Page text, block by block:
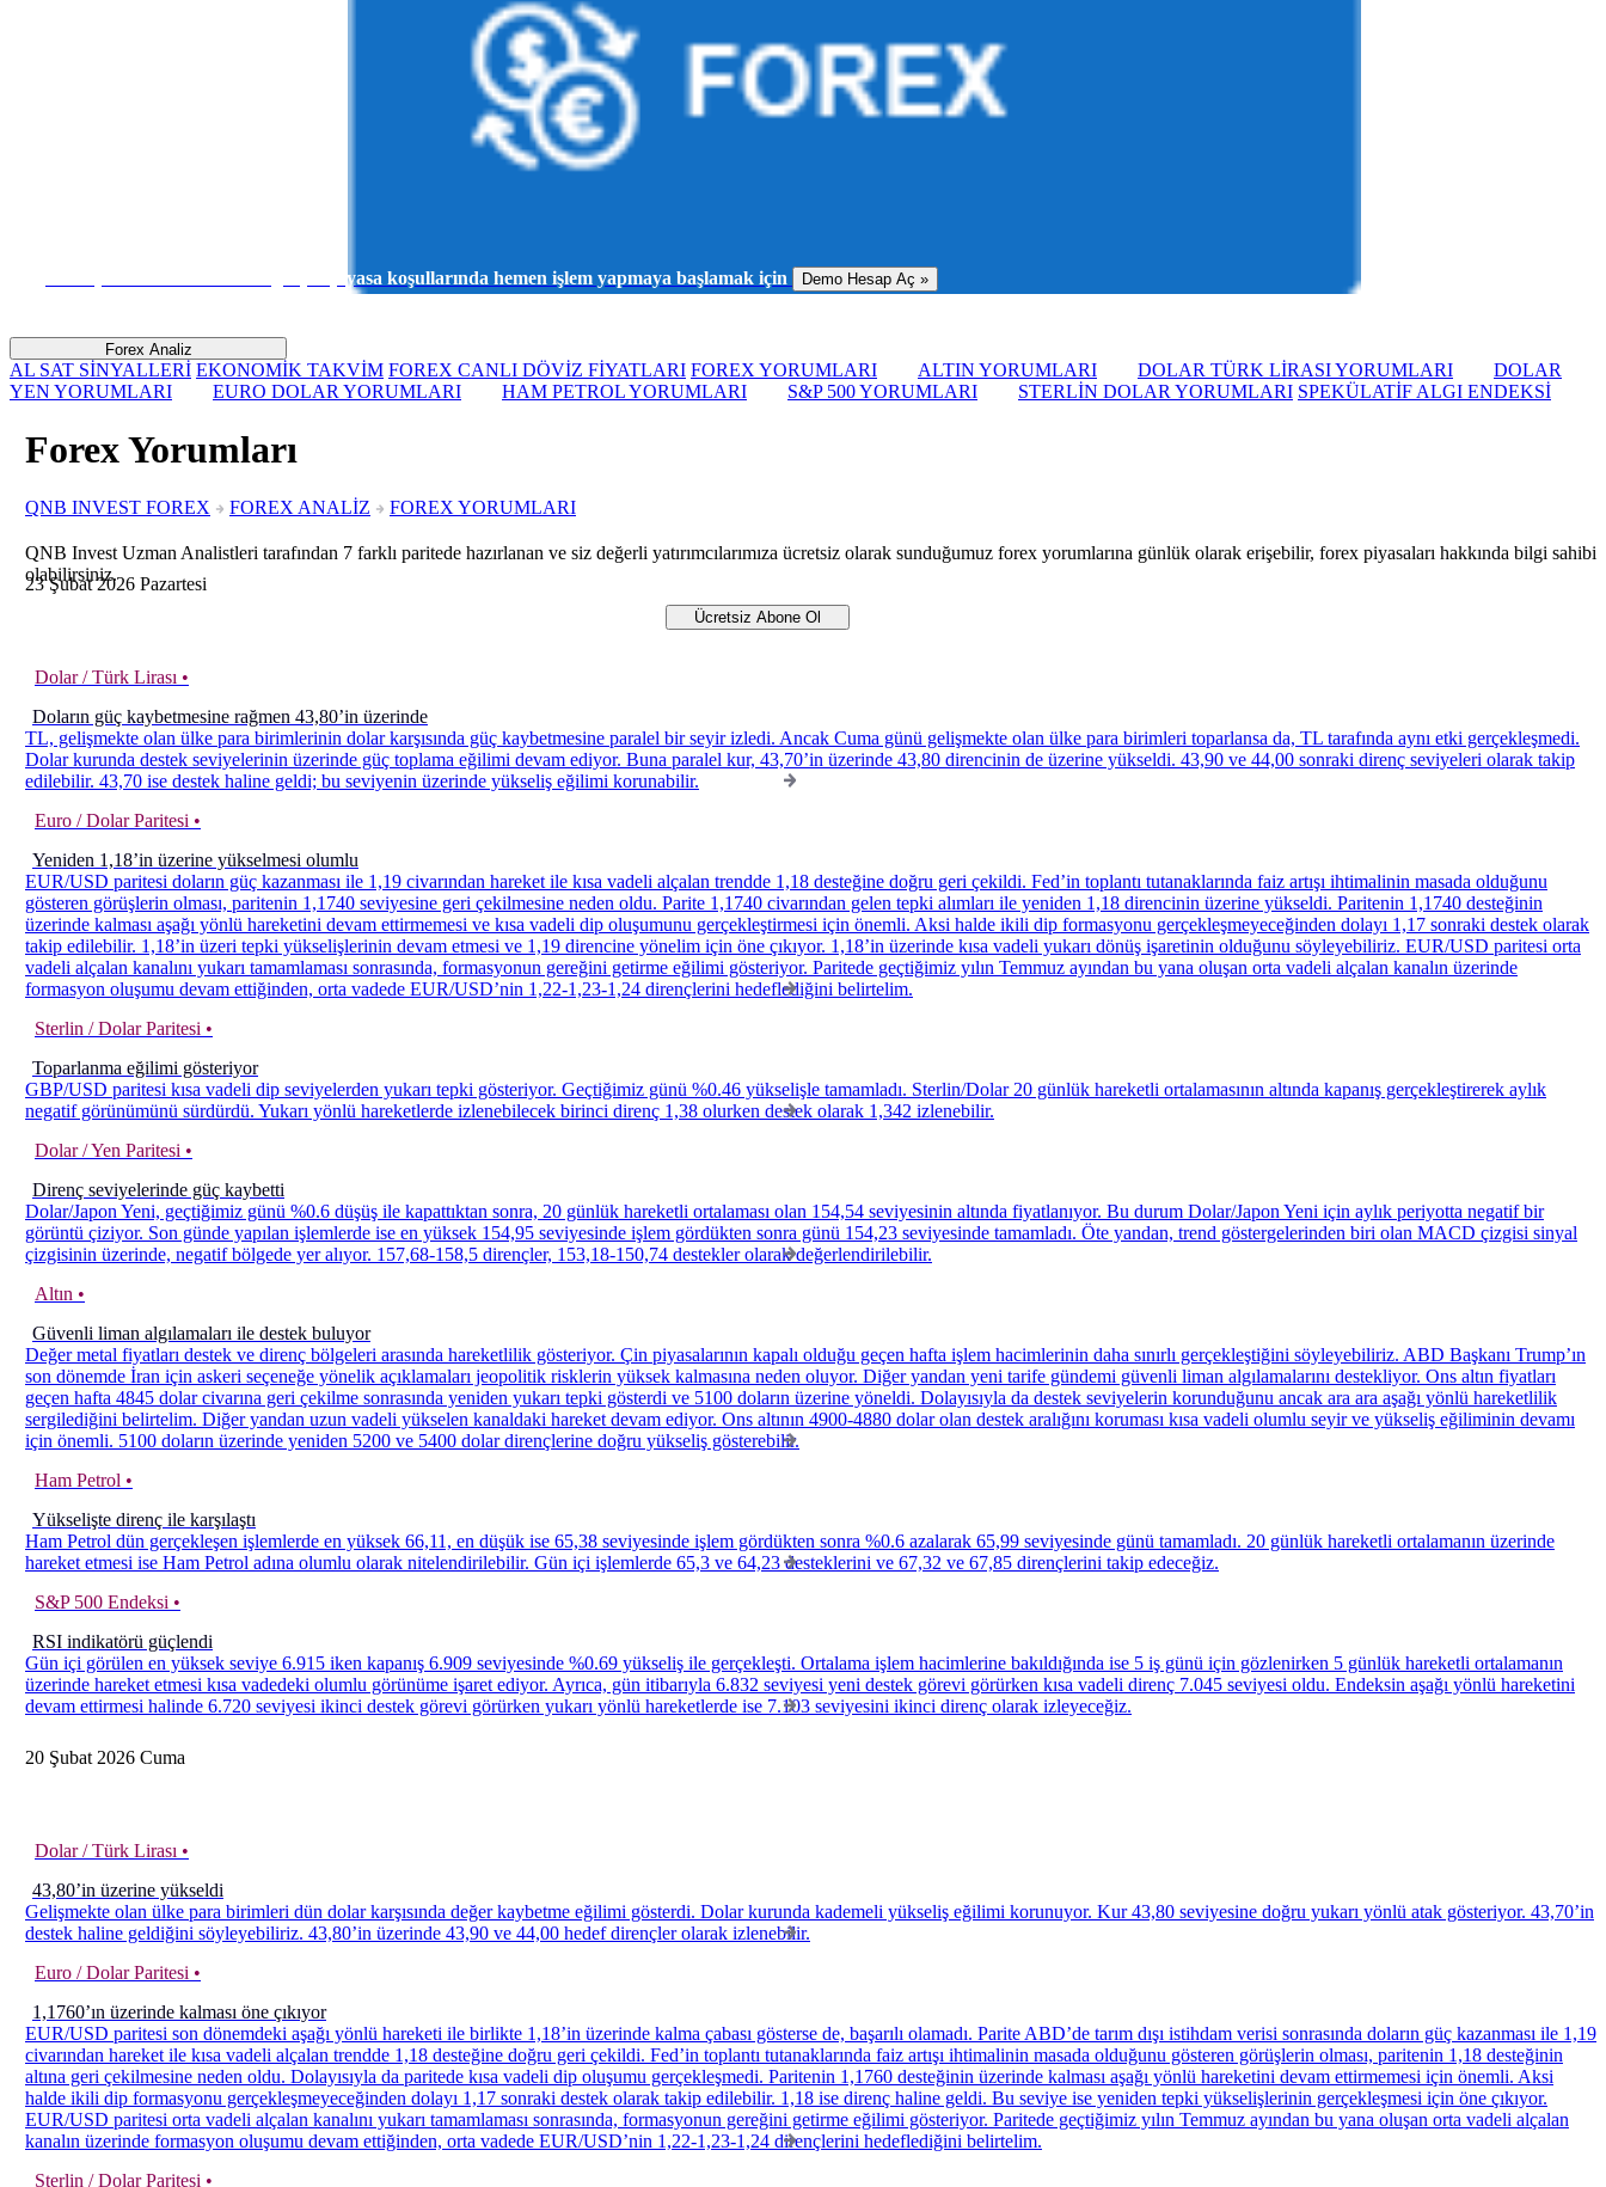
Sanal para ile risk almadan gerçek piyasa koşullarında hemen işlem yapmaya başlamak için Demo Hesap Aç »
Forex Analiz
AL SAT SİNYALLERİ EKONOMİK TAKVİM FOREX CANLI DÖVİZ FİYATLARI FOREX YORUMLARI ALTIN YORUMLARI DOLAR TÜRK LİRASI YORUMLARI
DOLAR
YEN YORUMLARI
EURO DOLAR YORUMLARI HAM PETROL YORUMLARI S&P 500 YORUMLARI STERLİN DOLAR YORUMLARI SPEKÜLATİF ALGI ENDEKSİ
Forex Yorumları
QNB INVEST FOREX FOREX ANALİZ FOREX YORUMLARI
QNB Invest Uzman Analistleri tarafından 7 farklı paritede hazırlanan ve siz değerli yatırımcılarımıza ücretsiz olarak sunduğumuz forex yorumlarına günlük olarak erişebilir, forex piyasaları hakkında bilgi sahibi
olabilirsiniz.
23Şubat2026 Pazartesi
Dolar / Türk Lirası •
Doların güç kaybetmesine rağmen 43,80’in üzerinde
TL, gelişmekte olan ülke para birimlerinin dolar karşısında güç kaybetmesine paralel bir seyir izledi. Ancak Cuma günü gelişmekte olan ülke para birimleri toparlansa da, TL tarafında aynı etki gerçekleşmedi.
Dolar kurunda destek seviyelerinin üzerinde güç toplama eğilimi devam ediyor. Buna paralel kur, 43,70’in üzerinde 43,80 direncinin de üzerine yükseldi. 43,90 ve 44,00 sonraki direnç seviyeleri olarak takip
edilebilir. 43,70 ise destek haline geldi; bu seviyenin üzerinde yükseliş eğilimi korunabilir.
Euro / Dolar Paritesi •
Yeniden 1,18’in üzerine yükselmesi olumlu
EUR/USD paritesi doların güç kazanması ile 1,19 civarından hareket ile kısa vadeli alçalan trendde 1,18 desteğine doğru geri çekildi. Fed’in toplantı tutanaklarında faiz artışı ihtimalinin masada olduğunu
gösteren görüşlerin olması, paritenin 1,1740 seviyesine geri çekilmesine neden oldu. Parite 1,1740 civarından gelen tepki alımları ile yeniden 1,18 direncinin üzerine yükseldi. Paritenin 1,1740 desteğinin
üzerinde kalması aşağı yönlü hareketini devam ettirmemesi ve kısa vadeli dip oluşumunu gerçekleştirmesi için önemli. Aksi halde ikili dip formasyonu gerçekleşmeyeceğinden dolayı 1,17 sonraki destek olarak
takip edilebilir. 1,18’in üzeri tepki yükselişlerinin devam etmesi ve 1,19 direncine yönelim için öne çıkıyor. 1,18’in üzerinde kısa vadeli yukarı dönüş işaretinin olduğunu söyleyebiliriz. EUR/USD paritesi orta
vadeli alçalan kanalını yukarı tamamlaması sonrasında, formasyonun gereğini getirme eğilimi gösteriyor. Paritede geçtiğimiz yılın Temmuz ayından bu yana oluşan orta vadeli alçalan kanalın üzerinde
formasyon oluşumu devam ettiğinden, orta vadede EUR/USD’nin 1,22-1,23-1,24 dirençlerini hedeflediğini belirtelim.
Sterlin / Dolar Paritesi •
Toparlanma eğilimi gösteriyor
GBP/USD paritesi kısa vadeli dip seviyelerden yukarı tepki gösteriyor. Geçtiğimiz günü %0.46 yükselişle tamamladı. Sterlin/Dolar 20 günlük hareketli ortalamasının altında kapanış gerçekleştirerek aylık
negatif görünümünü sürdürdü. Yukarı yönlü hareketlerde izlenebilecek birinci direnç 1,38 olurken destek olarak 1,342 izlenebilir.
Dolar / Yen Paritesi •
Direnç seviyelerinde güç kaybetti
Dolar/Japon Yeni, geçtiğimiz günü %0.6 düşüş ile kapattıktan sonra, 20 günlük hareketli ortalaması olan 154,54 seviyesinin altında fiyatlanıyor. Bu durum Dolar/Japon Yeni için aylık periyotta negatif bir
görüntü çiziyor. Son günde yapılan işlemlerde ise en yüksek 154,95 seviyesinde işlem gördükten sonra günü 154,23 seviyesinde tamamladı. Öte yandan, trend göstergelerinden biri olan MACD çizgisi sinyal
çizgisinin üzerinde, negatif bölgede yer alıyor. 157,68-158,5 dirençler, 153,18-150,74 destekler olarak değerlendirilebilir.
Altın •
Güvenli liman algılamaları ile destek buluyor
Değer metal fiyatları destek ve direnç bölgeleri arasında hareketlilik gösteriyor. Çin piyasalarının kapalı olduğu geçen hafta işlem hacimlerinin daha sınırlı gerçekleştiğini söyleyebiliriz. ABD Başkanı Trump’ın
son dönemde İran için askeri seçeneğe yönelik açıklamaları jeopolitik risklerin yüksek kalmasına neden oluyor. Diğer yandan yeni tarife gündemi güvenli liman algılamalarını destekliyor. Ons altın fiyatları
geçen hafta 4845 dolar civarına geri çekilme sonrasında yeniden yukarı tepki gösterdi ve 5100 doların üzerine yöneldi. Dolayısıyla da destek seviyelerin korunduğunu ancak ara ara aşağı yönlü hareketlilik
sergilediğini belirtelim. Diğer yandan uzun vadeli yükselen kanaldaki hareket devam ediyor. Ons altının 4900-4880 dolar olan destek aralığını koruması kısa vadeli olumlu seyir ve yükseliş eğiliminin devamı
için önemli. 5100 doların üzerinde yeniden 5200 ve 5400 dolar dirençlerine doğru yükseliş gösterebilir.
Ham Petrol •
Yükselişte direnç ile karşılaştı
Ham Petrol dün gerçekleşen işlemlerde en yüksek 66,11, en düşük ise 65,38 seviyesinde işlem gördükten sonra %0.6 azalarak 65,99 seviyesinde günü tamamladı. 20 günlük hareketli ortalamanın üzerinde
hareket etmesi ise Ham Petrol adına olumlu olarak nitelendirilebilir. Gün içi işlemlerde 65,3 ve 64,23 desteklerini ve 67,32 ve 67,85 dirençlerini takip edeceğiz.
S&P 500 Endeksi •
RSI indikatörü güçlendi
Gün içi görülen en yüksek seviye 6.915 iken kapanış 6.909 seviyesinde %0.69 yükseliş ile gerçekleşti. Ortalama işlem hacimlerine bakıldığında ise 5 iş günü için gözlenirken 5 günlük hareketli ortalamanın
üzerinde hareket etmesi kısa vadedeki olumlu görünüme işaret ediyor. Ayrıca, gün itibarıyla 6.832 seviyesi yeni destek görevi görürken kısa vadeli direnç 7.045 seviyesi oldu. Endeksin aşağı yönlü hareketini
devam ettirmesi halinde 6.720 seviyesi ikinci destek görevi görürken yukarı yönlü hareketlerde ise 7.103 seviyesini ikinci direnç olarak izleyeceğiz.
20 Şubat2026 Cuma
Dolar / Türk Lirası •
43,80’in üzerine yükseldi
Gelişmekte olan ülke para birimleri dün dolar karşısında değer kaybetme eğilimi gösterdi. Dolar kurunda kademeli yükseliş eğilimi korunuyor. Kur 43,80 seviyesine doğru yukarı yönlü atak gösteriyor. 43,70’in
destek haline geldiğini söyleyebiliriz. 43,80’in üzerinde 43,90 ve 44,00 hedef dirençler olarak izlenebilir.
Euro / Dolar Paritesi •
1,1760’ın üzerinde kalması öne çıkıyor
EUR/USD paritesi son dönemdeki aşağı yönlü hareketi ile birlikte 1,18’in üzerinde kalma çabası gösterse de, başarılı olamadı. Parite ABD’de tarım dışı istihdam verisi sonrasında doların güç kazanması ile 1,19
civarından hareket ile kısa vadeli alçalan trendde 1,18 desteğine doğru geri çekildi. Fed’in toplantı tutanaklarında faiz artışı ihtimalinin masada olduğunu gösteren görüşlerin olması, paritenin 1,18 desteğinin
altına geri çekilmesine neden oldu. Dolayısıyla da paritede kısa vadeli dip oluşumu gerçekleşmedi. Paritenin 1,1760 desteğinin üzerinde kalması aşağı yönlü hareketini devam ettirmemesi için önemli. Aksi
halde ikili dip formasyonu gerçekleşmeyeceğinden dolayı 1,17 sonraki destek olarak takip edilebilir. 1,18 ise direnç haline geldi. Bu seviye ise yeniden tepki yükselişlerinin gerçekleşmesi için öne çıkıyor.
EUR/USD paritesi orta vadeli alçalan kanalını yukarı tamamlaması sonrasında, formasyonun gereğini getirme eğilimi gösteriyor. Paritede geçtiğimiz yılın Temmuz ayından bu yana oluşan orta vadeli alçalan
kanalın üzerinde formasyon oluşumu devam ettiğinden, orta vadede EUR/USD’nin 1,22-1,23-1,24 dirençlerini hedeflediğini belirtelim.
Sterlin / Dolar Paritesi •